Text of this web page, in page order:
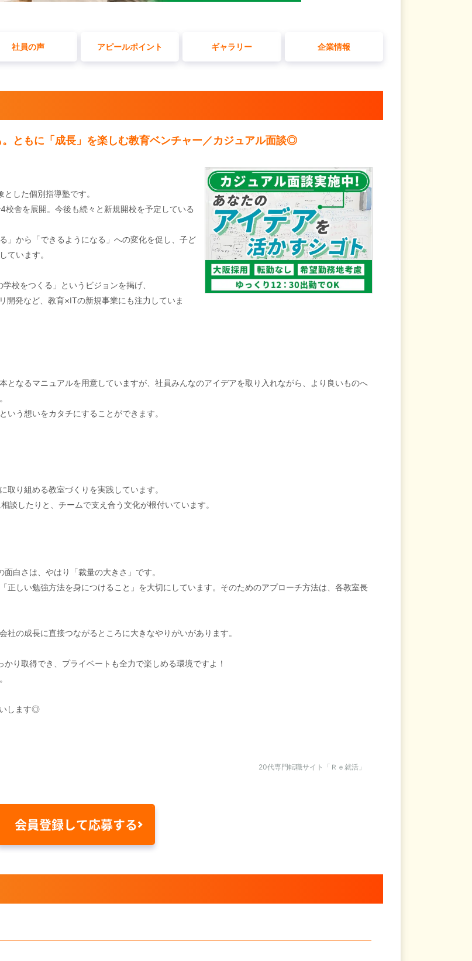
社員の声 アピールポイント ギャラリー 企業情報
ともに「成長」を楽しむ教育ベンチャー／カジュアル面談◎
した個別指導塾です。
舎を展開。今後も続々と新規開校を予定している
」から「できるようになる」への変化を促し、子ど
ています。
校をつくる」というビジョンを掲げ、
開発など、教育×ITの新規事業にも注力していま
となるマニュアルを用意していますが、社員みんなのアイデアを取り入れながら、より良いものへ
いう想いをカタチにすることができます。
り組める教室づくりを実践しています。
談したりと、チームで支え合う文化が根付いています。
白さは、やはり「裁量の大きさ」です。
正しい勉強方法を身につけること」を大切にしています。そのためのアプローチ方法は、各教室長
の成長に直接つながるところに大きなやりがいがあります。
り取得でき、プライベートも全力で楽しめる環境ですよ！
します◎
20代専門転職サイト「Ｒｅ就活」
会員登録して応募する